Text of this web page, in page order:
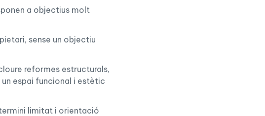
a objectius molt
sense un objectiu
reformes estructurals,
espai funcional i estètic
limitat i orientació